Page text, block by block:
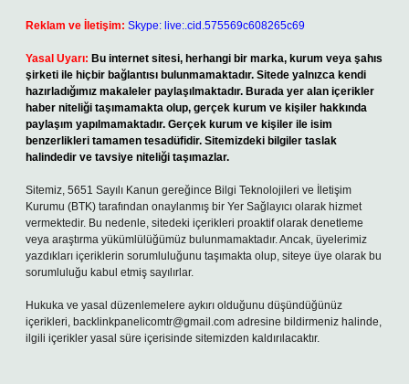
Reklam ve İletişim: Skype: live:.cid.575569c608265c69
Yasal Uyarı: Bu internet sitesi, herhangi bir marka, kurum veya şahıs
şirketi ile hiçbir bağlantısı bulunmamaktadır. Sitede yalnızca kendi
hazırladığımız makaleler paylaşılmaktadır. Burada yer alan içerikler
haber niteliği taşımamakta olup, gerçek kurum ve kişiler hakkında
paylaşım yapılmamaktadır. Gerçek kurum ve kişiler ile isim
benzerlikleri tamamen tesadüfidir. Sitemizdeki bilgiler taslak
halindedir ve tavsiye niteliği taşımazlar.
Sitemiz, 5651 Sayılı Kanun gereğince Bilgi Teknolojileri ve İletişim
Kurumu (BTK) tarafından onaylanmış bir Yer Sağlayıcı olarak hizmet
vermektedir. Bu nedenle, sitedeki içerikleri proaktif olarak denetleme
veya araştırma yükümlülüğümüz bulunmamaktadır. Ancak, üyelerimiz
yazdıkları içeriklerin sorumluluğunu taşımakta olup, siteye üye olarak bu
sorumluluğu kabul etmiş sayılırlar.
Hukuka ve yasal düzenlemelere aykırı olduğunu düşündüğünüz
içerikleri, backlinkpanelicomtr@gmail.com adresine bildirmeniz halinde,
ilgili içerikler yasal süre içerisinde sitemizden kaldırılacaktır.